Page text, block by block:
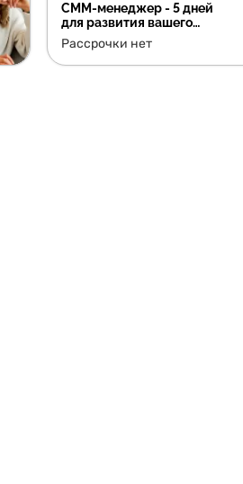
СММ-менеджер - 5 дней
для развития вашего
контента
Рассрочки нет